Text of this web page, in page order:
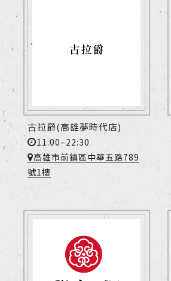
古拉爵(高雄夢時代店)
11:00–22:30
高雄市前鎮區中華五路789
號1樓